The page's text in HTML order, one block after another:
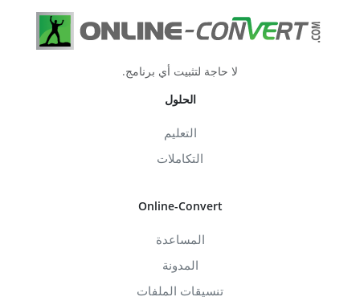
لا حاجة لتثبيت أي برنامج.
الحلول
التعليم
التكاملات
Online-Convert
المساعدة
المدونة
تنسيقات الملفات